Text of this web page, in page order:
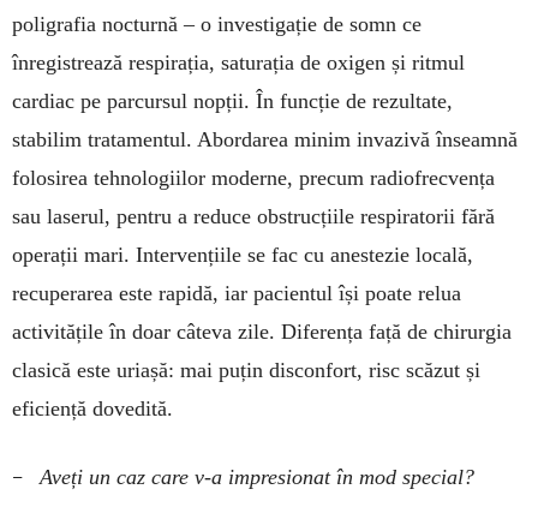
poligrafia nocturnă – o investigație de somn ce
înregistrează respirația, saturația de oxi­gen și ritmul
cardiac pe parcursul nopții. În func­ție de rezultate,
stabilim tratamentul. Abor­darea minim invazivă înseamnă
folosirea tehnolo­giilor moderne, precum radiofrecvența
sau laserul, pentru a reduce obstrucțiile respiratorii fără
ope­rații mari. Intervențiile se fac cu anestezie locală,
recuperarea este rapidă, iar pacientul își poate relua
activitățile în doar câteva zile. Diferența față de chirurgia
clasică este uriașă: mai puțin disconfort, risc scăzut și
eficiență dovedită.
–Aveți un caz care v-a impresionat în mod special?